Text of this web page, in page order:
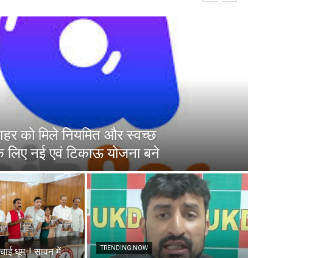
को मिले नियमित और स्वच्छ
नई एवं टिकाऊ योजना बने
धूम..! सावन में
TRENDING NOW